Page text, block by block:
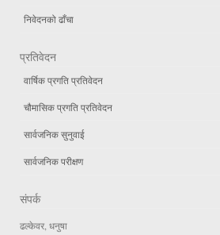
निवेदनको ढाँचा
प्रतिवेदन
वार्षिक प्रगति प्रतिवेदन
चौमासिक प्रगति प्रतिवेदन
सार्वजनिक सुनुवाई
सार्वजनिक परीक्षण
संपर्क
ढल्केवर, धनुषा